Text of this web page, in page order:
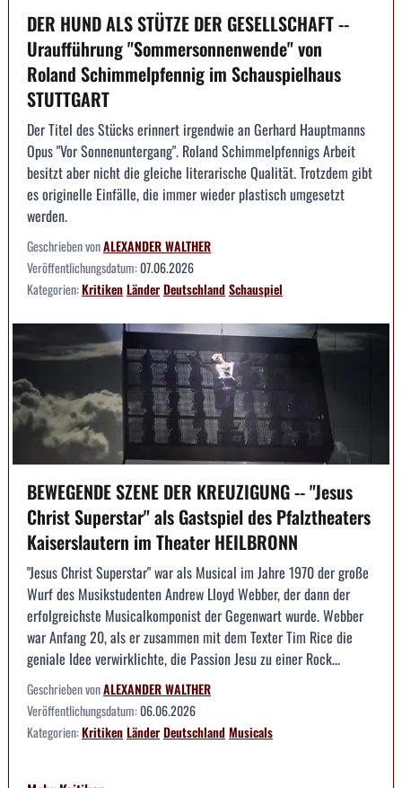
DER HUND ALS STÜTZE DER GESELLSCHAFT --
Uraufführung "Sommersonnenwende" von
Roland Schimmelpfennig im Schauspielhaus
STUTTGART
Der Titel des Stücks erinnert irgendwie an Gerhard Hauptmanns
Opus "Vor Sonnenuntergang". Roland Schimmelpfennigs Arbeit
besitzt aber nicht die gleiche literarische Qualität. Trotzdem gibt
es originelle Einfälle, die immer wieder plastisch umgesetzt
werden.
Geschrieben vonALEXANDER WALTHER
Veröffentlichungsdatum:07.06.2026
Kategorien:KritikenLänderDeutschlandSchauspiel
BEWEGENDE SZENE DER KREUZIGUNG -- "Jesus
Christ Superstar" als Gastspiel des Pfalztheaters
Kaiserslautern im Theater HEILBRONN
"Jesus Christ Superstar" war als Musical im Jahre 1970 der große
Wurf des Musikstudenten Andrew Lloyd Webber, der dann der
erfolgreichste Musicalkomponist der Gegenwart wurde. Webber
war Anfang 20, als er zusammen mit dem Texter Tim Rice die
geniale Idee verwirklichte, die Passion Jesu zu einer Rock...
Geschrieben vonALEXANDER WALTHER
Veröffentlichungsdatum:06.06.2026
Kategorien:KritikenLänderDeutschlandMusicals